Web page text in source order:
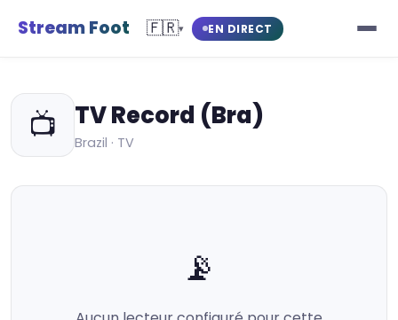
Stream Foot 🇫🇷▾ EN DIRECT
📺 TV Record (Bra)
Brazil · TV
📡